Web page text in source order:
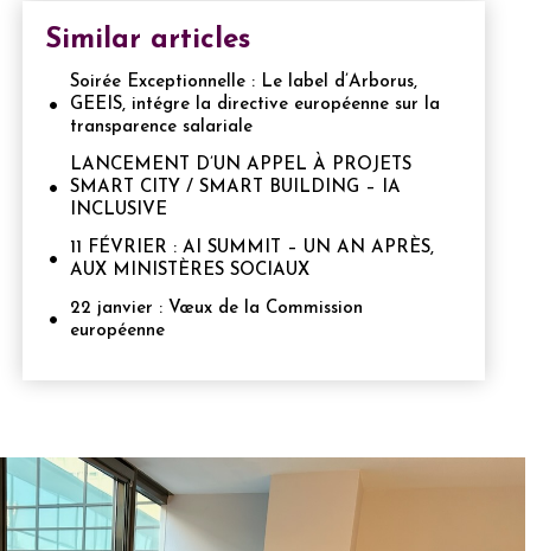
Similar articles
Soirée Exceptionnelle : Le label d’Arborus,
GEEIS, intégre la directive européenne sur la
transparence salariale
LANCEMENT D’UN APPEL À PROJETS
SMART CITY / SMART BUILDING – IA
INCLUSIVE
11 FÉVRIER : AI SUMMIT – UN AN APRÈS,
AUX MINISTÈRES SOCIAUX
22 janvier : Vœux de la Commission
européenne